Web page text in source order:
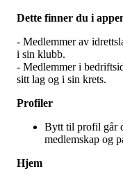
Dette finner du i
- Medlemmer av
i sin klubb.
- Medlemmer i
sitt lag og i sin krets.
Profiler
Bytt til profil går
medlemskap og
Hjem